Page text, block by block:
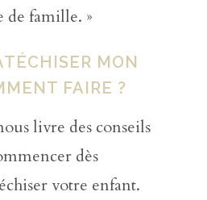
famille. »
MON
FAIRE ?
livre des conseils
dès
votre enfant.